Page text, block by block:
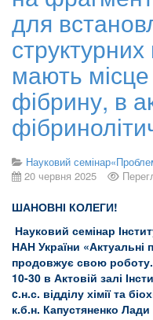
для
мають місце
фібрину, в
Науковий
20 червня 2025
ШАНОВНІ КОЛЕГИ!
Науковий семінар
НАН України «Актуальні
продовжує свою роботу.
10-30 в Актовій залі
c.н.с. відділу хімії та
к.б.н. Капустяненко